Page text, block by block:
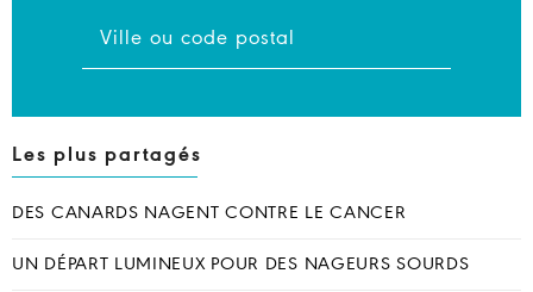
Les plus partagés
DES CANARDS NAGENT CONTRE LE CANCER
UN DÉPART LUMINEUX POUR DES NAGEURS SOURDS